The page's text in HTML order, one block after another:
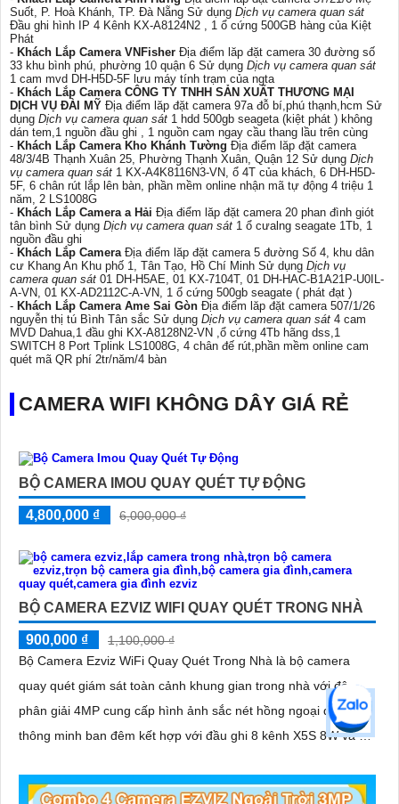
Suốt, P. Hoà Khánh, TP. Đà Nẵng Sử dụng Dịch vụ camera quan sát
Đầu ghi hình IP 4 Kênh KX-A8124N2 , 1 ổ cứng 500GB hàng của Kiệt
Phát
- Khách Lắp Camera VNFisher Địa điểm lăp đặt camera 30 đường số
33 khu bình phú, phường 10 quận 6 Sử dụng Dịch vụ camera quan sát
1 cam mvd DH-H5D-5F lưu máy tính trạm của ngta
- Khách Lắp Camera CÔNG TY TNHH SẢN XUẤT THƯƠNG MẠI
DỊCH VỤ ĐÀI MỸ Địa điểm lăp đặt camera 97a đỗ bí,phú thạnh,hcm Sử
dụng Dịch vụ camera quan sát 1 hdd 500gb seageta (kiệt phát ) không
dán tem,1 nguồn đầu ghi , 1 nguồn cam ngay cầu thang lầu trên cùng
- Khách Lắp Camera Kho Khánh Tường Địa điểm lăp đặt camera
48/3/4B Thạnh Xuân 25, Phường Thạnh Xuân, Quận 12 Sử dụng Dịch
vụ camera quan sát 1 KX-A4K8116N3-VN, ổ 4T của khách, 6 DH-H5D-
5F, 6 chân rút lắp lên bàn, phần mềm online nhận mã tự động 4 triệu 1
năm, 2 LS1008G
- Khách Lắp Camera a Hải Địa điểm lăp đặt camera 20 phan đình giót
tân bình Sử dụng Dịch vụ camera quan sát 1 ổ cưalng seagate 1Tb, 1
nguồn đầu ghi
- Khách Lắp Camera Địa điểm lăp đặt camera 5 đường Số 4, khu dân
cư Khang An Khu phố 1, Tân Tạo, Hồ Chí Minh Sử dụng Dịch vụ
camera quan sát 01 DH-H5AE, 01 KX-7104T, 01 DH-HAC-B1A21P-U0IL-
A-VN, 01 KX-AD2112C-A-VN, 1 ổ cứng 500gb seagate ( phát đạt )
- Khách Lắp Camera Ame Sai Gòn Địa điểm lăp đặt camera 507/1/26
nguyễn thị tú Bình Tân sắc Sử dụng Dịch vụ camera quan sát 4 cam
MVD Dahua,1 đầu ghi KX-A8128N2-VN ,ổ cứng 4Tb hãng dss,1
SWITCH 8 Port Tplink LS1008G, 4 chân đế rút,phần mềm online cam
quét mã QR phí 2tr/năm/4 bàn
CAMERA WIFI KHÔNG DÂY GIÁ RẺ
BỘ CAMERA IMOU QUAY QUÉT TỰ ĐỘNG
4,800,000 ₫ 6,000,000 ₫
BỘ CAMERA EZVIZ WIFI QUAY QUÉT TRONG NHÀ
900,000 ₫
1,100,000 ₫
Bộ Camera Ezviz WiFi Quay Quét Trong Nhà là bộ camera
quay quét giám sát toàn cảnh khung gian trong nhà với độ
phân giải 4MP cung cấp hình ảnh sắc nét hồng ngoại đèn led
thông minh ban đêm kết hợp với đầu ghi 8 kênh X5S 8W và ổ